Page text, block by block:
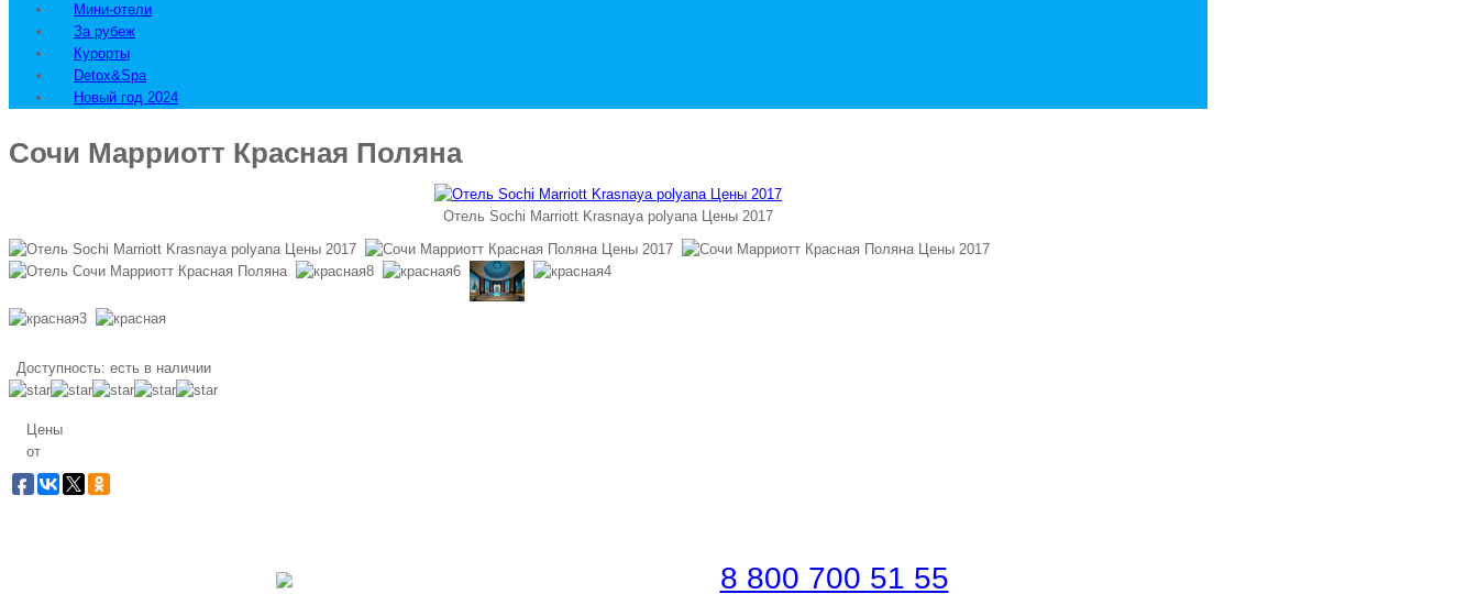
Мини-отели
За рубеж
Курорты
Detox&Spa
Новый год 2024
Сочи Марриотт Красная Поляна
Отель Sochi Marriott Krasnaya polyana Цены 2017
Доступность: есть в наличии
Цены
от
8 800 700 51 55